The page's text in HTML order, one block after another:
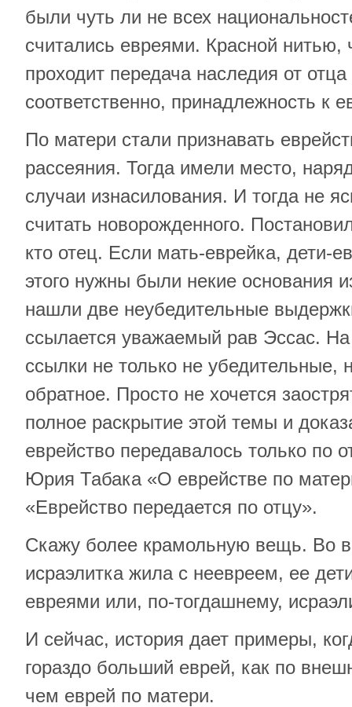
были чуть ли не всех
считались евреями. Красной
проходит передача наследия от
соответственно, принадлежность к
По матери стали признавать
рассеяния. Тогда имели место,
случаи изнасилования. И тогда не
считать новорожденного.
кто отец. Если мать-еврейка, дети-
этого нужны были некие основания
нашли две неубедительные
ссылается уважаемый рав Эссас.
ссылки не только не убедительные,
обратное. Просто не хочется
полное раскрытие этой темы и
еврейство передавалось только по
Юрия Табака «О еврействе по
«Еврейство передается по отцу».
Скажу более крамольную вещь. Во
исраэлитка жила с неевреем, ее
евреями или, по-тогдашнему,
И сейчас, история дает примеры,
гораздо больший еврей, как по
чем еврей по матери.